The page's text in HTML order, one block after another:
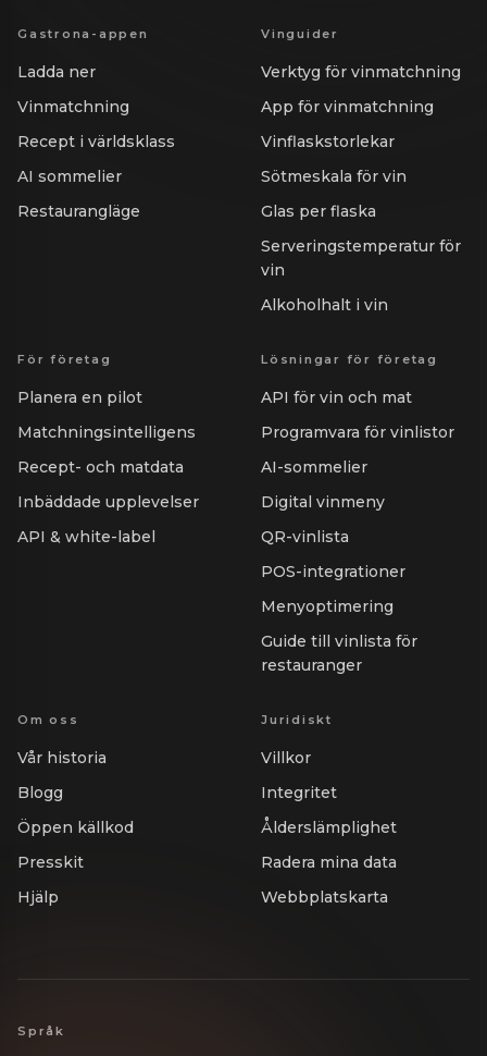
Gastrona-appen
Ladda ner
Vinmatchning
Recept i världsklass
AI sommelier
Restaurangläge
Vinguider
Verktyg för vinmatchning
App för vinmatchning
Vinflaskstorlekar
Sötmeskala för vin
Glas per flaska
Serveringstemperatur för
vin
Alkoholhalt i vin
För företag
Planera en pilot
Matchningsintelligens
Recept- och matdata
Inbäddade upplevelser
API & white-label
Lösningar för företag
API för vin och mat
Programvara för vinlistor
AI-sommelier
Digital vinmeny
QR-vinlista
POS-integrationer
Menyoptimering
Guide till vinlista för
restauranger
Om oss
Vår historia
Blogg
Öppen källkod
Presskit
Hjälp
Juridiskt
Villkor
Integritet
Ålderslämplighet
Radera mina data
Webbplatskarta
Språk